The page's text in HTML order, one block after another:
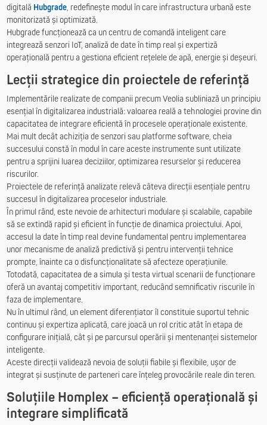
digitală Hubgrade, redefinește modul în care infrastructura urbană este
monitorizată și optimizată.
Hubgrade funcționează ca un centru de comandă inteligent care
integrează senzori IoT, analiză de date în timp real și expertiză
operațională pentru a gestiona eficient rețelele de apă, energie și deșeuri.
Lecții strategice din proiectele de referință
Implementările realizate de companii precum Veolia subliniază un principiu
esențial în digitalizarea industrială: valoarea reală a tehnologiei provine din
capacitatea de integrare eficientă în procesele operaționale existente.
Mai mult decât achiziția de senzori sau platforme software, cheia
succesului constă în modul în care aceste instrumente sunt utilizate
pentru a sprijini luarea deciziilor, optimizarea resurselor și reducerea
riscurilor.
Proiectele de referință analizate relevă câteva direcții esențiale pentru
succesul în digitalizarea proceselor industriale.
În primul rând, este nevoie de arhitecturi modulare și scalabile, capabile
să se extindă rapid și eficient în funcție de dinamica proiectului. Apoi,
accesul la date în timp real devine fundamental pentru implementarea
unor mecanisme de analiză predictivă și pentru intervenții tehnice
prompte, înainte ca o disfuncționalitate să afecteze operațiunile.
Totodată, capacitatea de a simula și testa virtual scenarii de funcționare
oferă un avantaj competitiv important, reducând semnificativ riscurile în
faza de implementare.
Nu în ultimul rând, un element diferențiator îl constituie suportul tehnic
continuu și expertiza aplicată, care joacă un rol critic atât în etapa de
configurare inițială, cât și pe parcursul operării și mentenanței sistemelor
inteligente.
Aceste direcții validează nevoia de soluții fiabile și flexibile, ușor de
integrat și susținute de parteneri care înțeleg provocările reale din teren.
Soluțiile Homplex – eficiență operațională și
integrare simplificată